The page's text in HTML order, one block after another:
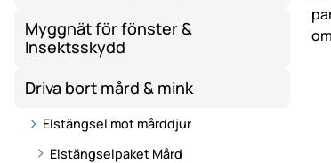
Myggnät för fönster &
Insektsskydd
Driva bort mård & mink
Elstängsel mot mårddjur
Elstängselpaket Mård